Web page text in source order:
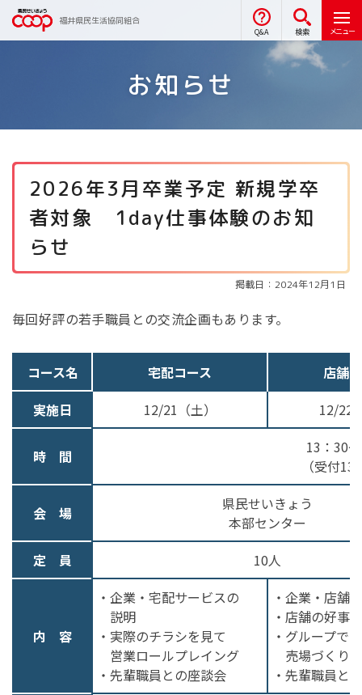
福井県民生活協同組合
Q&A 検索 メニュー
お知らせ
2026年3月卒業予定 新規学卒
者対象 1day仕事体験のお知
らせ
掲載日：2024年12月1日
毎回好評の若手職員との交流企画もあります。
コース名 宅配コース
店舗
実施日
12/21（土） 12/22
時 間
13：30
（受付
会 場
県民せいきょう
本部センター
定 員
10人
内 容
・企業・宅配サービスの
説明
・実際のチラシを見て
営業ロールプレイング
・先輩職員との座談会
・企業・店舗
・店舗の好事
・グループでの
売場づくり
・先輩職員と